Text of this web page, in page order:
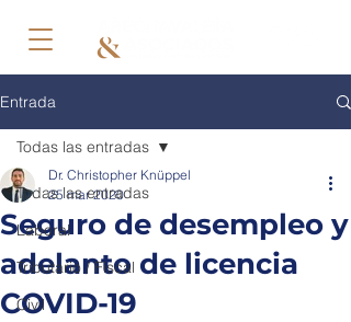
Entrada
Todas las entradas
Laboral
Tributario / Fiscal
Civil
Todas las entradas
Seguro de desempleo y
adelanto de licencia
COVID-19
Dr. Christopher Knüppel
25 mar 2020